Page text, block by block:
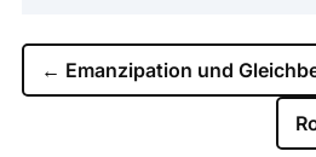
← Emanzipation und